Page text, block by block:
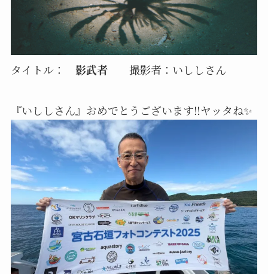
タイトル： 影武者 撮影者：いししさん
『いししさん』おめでとうございます‼️ヤッタね✨